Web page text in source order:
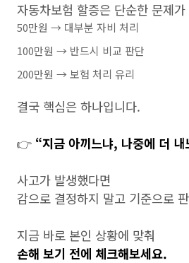
자동차보험 할증은 단순한 문제
50만원 → 대부분 자비 처리
100만원 → 반드시 비교 판단
200만원 → 보험 처리 유리
결국 핵심은 하나입니다.
👉 “지금 아끼느냐, 나중에 더 내
사고가 발생했다면
감으로 결정하지 말고 기준으로
지금 바로 본인 상황에 맞춰
손해 보기 전에 체크해보세요.